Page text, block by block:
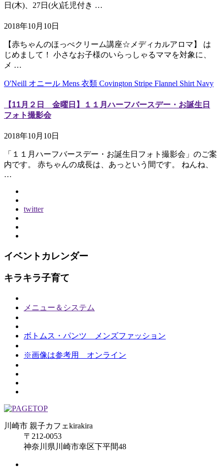
日(木)、27日(火)託児付き …
2018年10月10日
【赤ちゃんのほっぺクリーム講座☆メディカルアロマ】 は
じめまして！ 小さなお子様のいらっしゃるママを対象に、
メ …
O'Neill オニール Mens 衣類 Covington Stripe Flannel Shirt Navy
【11月２日 金曜日】１１月ハーフバースデー・お誕生日
フォト撮影会
2018年10月10日
「１１月ハーフバースデー・お誕生日フォト撮影会」のご案
内です。 赤ちゃんの成長は、あっという間です。 ねんね、
…
twitter
イベントカレンダー
キラキラ子育て
メニュー＆システム
ボトムス・パンツ メンズファッション
※画像は参考用 オンライン
川崎市 親子カフェkirakira
〒212-0053
神奈川県川崎市幸区下平間48